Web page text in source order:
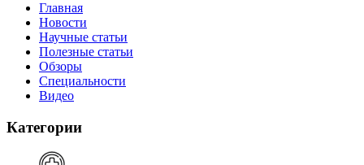
Главная
Новости
Научные статьи
Полезные статьи
Обзоры
Специальности
Видео
Категории